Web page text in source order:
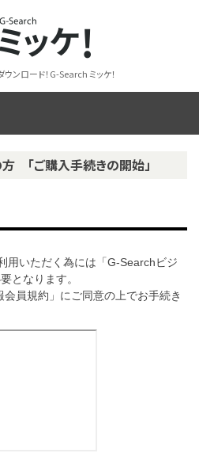
ンロード！G-Search ミッケ！
「ご購入手続きの開始」
用いただく為には「G-Searchビジ
となります。
員規約」にご同意の上でお手続き